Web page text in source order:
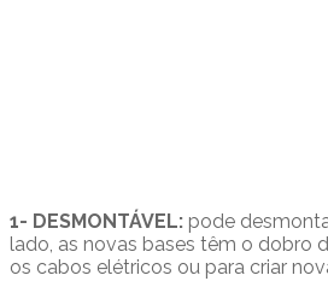
1- DESMONTÁVEL: pode
lado, as novas bases têm o dobro
os cabos elétricos ou para criar